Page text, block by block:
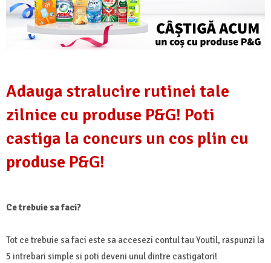
Adauga stralucire rutinei tale
zilnice cu produse P&G! Poti
castiga la concurs un cos plin cu
produse P&G!
Ce trebuie sa faci?
Tot ce trebuie sa faci este sa accesezi contul tau Youtil, raspunzi la
5 intrebari simple si poti deveni unul dintre castigatori!